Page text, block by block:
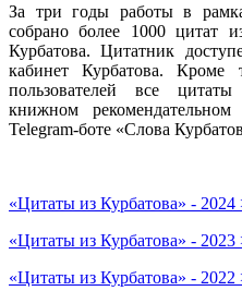
За три годы работы в
собрано более 1000 цитат
Курбатова. Цитатник
кабинет Курбатова. Кроме
пользователей все
книжном рекомендательном
Telegram-боте «Слова
«Цитаты из Курбатова» - 2024
«Цитаты из Курбатова» - 2023
«Цитаты из Курбатова» - 2022